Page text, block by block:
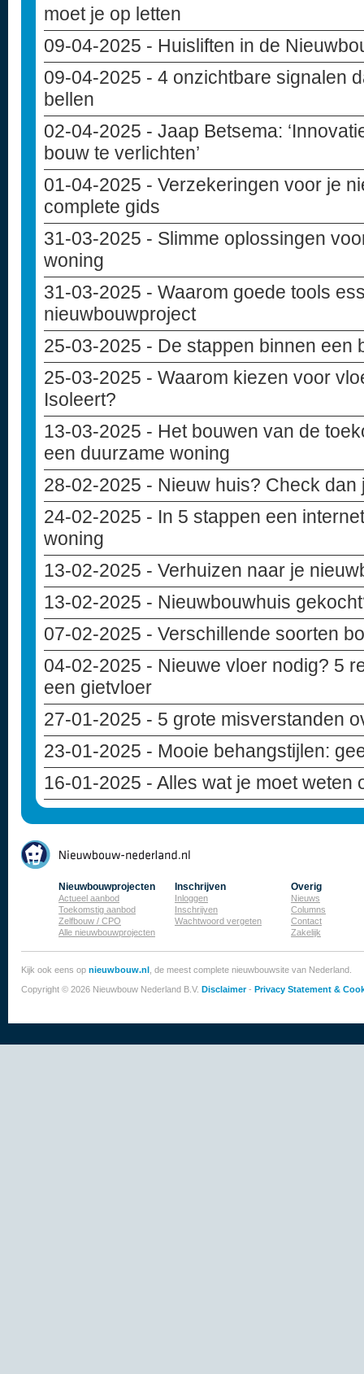
moet je op letten
09-04-2025 - Huisliften in de
09-04-2025 - 4 onzichtbare signalen
bellen
02-04-2025 - Jaap Betsema:
bouw te verlichten’
01-04-2025 - Verzekeringen voor je
complete gids
31-03-2025 - Slimme oplossingen
woning
31-03-2025 - Waarom goede tools
nieuwbouwproject
25-03-2025 - De stappen binnen een
25-03-2025 - Waarom kiezen voor
Isoleert?
13-03-2025 - Het bouwen van de
een duurzame woning
28-02-2025 - Nieuw huis? Check
24-02-2025 - In 5 stappen een
woning
13-02-2025 - Verhuizen naar je
13-02-2025 - Nieuwbouwhuis
07-02-2025 - Verschillende soorten
04-02-2025 - Nieuwe vloer nodig? 5
een gietvloer
27-01-2025 - 5 grote misverstanden
23-01-2025 - Mooie behangstijlen:
16-01-2025 - Alles wat je moet weten
Nieuwbouwprojecten
Actueel aanbod
Toekomstig aanbod
Zelfbouw / CPO
Alle nieuwbouwprojecten
Inschrijven
Inloggen
Inschrijven
Wachtwoord vergeten
Overig
Nieuws
Columns
Contact
Zakelijk
Kijk ook eens op nieuwbouw.nl , de meest complete nieuwbouwsite van Nederland.
Copyright © 2026 Nieuwbouw Nederland B.V. Disclaimer- Privacy Statement &